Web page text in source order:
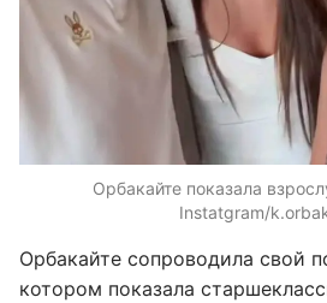
Орбакайте показала
Instatgram/
Орбакайте сопроводила свой
котором показала